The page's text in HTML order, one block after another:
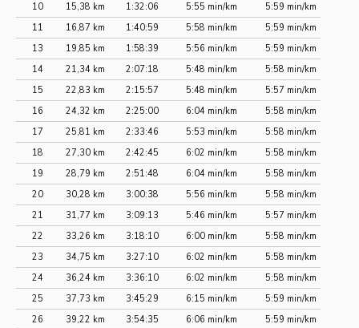
10
15,38 km 1:32:06 5:55 min/km
5:59 min/km
11
16,87 km 1:40:59 5:58 min/km
5:59 min/km
13
19,85 km 1:58:39 5:56 min/km
5:59 min/km
14
21,34 km 2:07:18 5:48 min/km
5:58 min/km
15
22,83 km 2:15:57 5:48 min/km
5:57 min/km
16
24,32 km 2:25:00 6:04 min/km
5:58 min/km
17
25,81 km 2:33:46 5:53 min/km
5:58 min/km
18
27,30 km 2:42:45 6:02 min/km
5:58 min/km
19
28,79 km 2:51:48 6:04 min/km
5:58 min/km
20
30,28 km 3:00:38 5:56 min/km
5:58 min/km
21
31,77 km 3:09:13 5:46 min/km
5:57 min/km
22
33,26 km 3:18:10 6:00 min/km
5:58 min/km
23
34,75 km 3:27:10 6:02 min/km
5:58 min/km
24
36,24 km 3:36:10 6:02 min/km
5:58 min/km
25
37,73 km 3:45:29 6:15 min/km
5:59 min/km
26
39,22 km 3:54:35 6:06 min/km
5:59 min/km